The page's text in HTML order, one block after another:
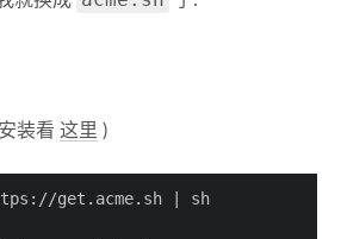
装看 这里 )
get.acme.sh | sh